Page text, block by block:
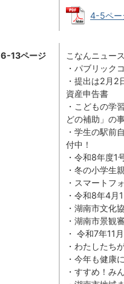
4-5ペー
6-13ページ
こなんニュース
・パブリック
・提出は2月2
資産申告書
・こどもの学
どの補助」の
・学生の駅前
付中！
・令和8年度1
・冬の小学生
・スマートフ
・令和8年4月
・湖南市文化
・湖南市景観
・ 令和7年11
・わたしたち
・今年も健康
・すすめ！み